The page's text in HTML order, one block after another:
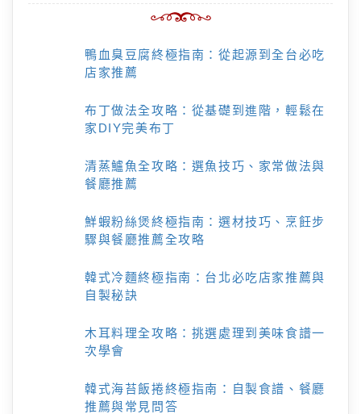
鴨血臭豆腐終極指南：從起源到全台必吃
店家推薦
布丁做法全攻略：從基礎到進階，輕鬆在
家DIY完美布丁
清蒸鱸魚全攻略：選魚技巧、家常做法與
餐廳推薦
鮮蝦粉絲煲終極指南：選材技巧、烹飪步
驟與餐廳推薦全攻略
韓式冷麵終極指南：台北必吃店家推薦與
自製秘訣
木耳料理全攻略：挑選處理到美味食譜一
次學會
韓式海苔飯捲終極指南：自製食譜、餐廳
推薦與常見問答